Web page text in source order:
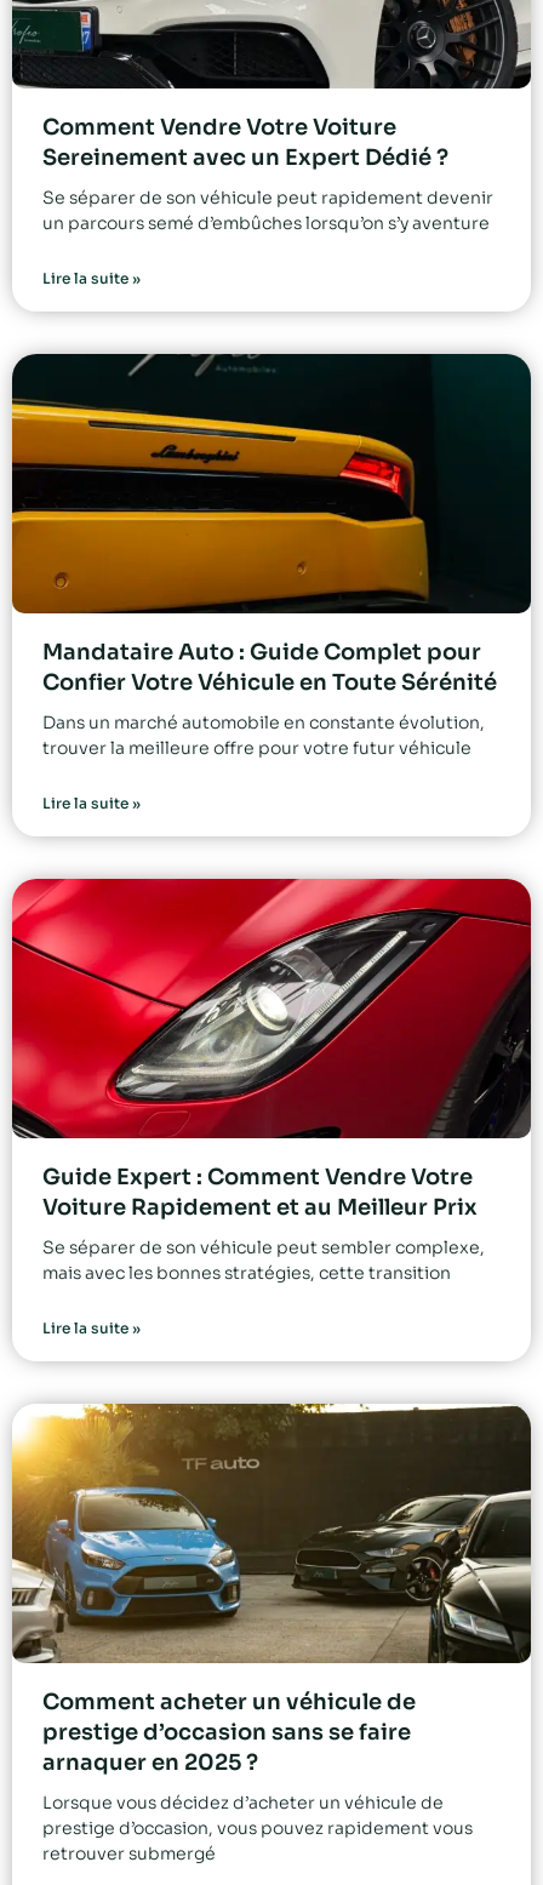
Comment Vendre Votre Voiture
Sereinement avec un Expert Dédié ?
Se séparer de son véhicule peut rapidement devenir
un parcours semé d’embûches lorsqu’on s’y aventure
Lire la suite »
Mandataire Auto : Guide Complet pour
Confier Votre Véhicule en Toute Sérénité
Dans un marché automobile en constante évolution,
trouver la meilleure offre pour votre futur véhicule
Lire la suite »
Guide Expert : Comment Vendre Votre
Voiture Rapidement et au Meilleur Prix
Se séparer de son véhicule peut sembler complexe,
mais avec les bonnes stratégies, cette transition
Lire la suite »
Comment acheter un véhicule de
prestige d’occasion sans se faire
arnaquer en 2025 ?
Lorsque vous décidez d’acheter un véhicule de
prestige d’occasion, vous pouvez rapidement vous
retrouver submergé